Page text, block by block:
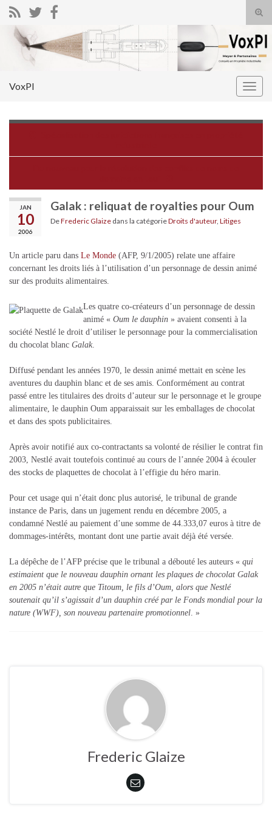
Search for:
VoxPI
JAN
10
2006
Galak : reliquat de royalties pour Oum
DeFrederic Glaize dans la catégorieDroits d'auteur, Litiges
Un article paru dans Le Monde (AFP, 9/1/2005) relate une affaire
concernant les droits liés à l’utilisation d’un personnage de dessin animé
sur des produits alimentaires.
Les quatre co-créateurs d’un personnage de dessin
animé « Oum le dauphin » avaient consenti à la
société Nestlé le droit d’utiliser le personnage pour la commercialisation
du chocolat blanc Galak.
Diffusé pendant les années 1970, le dessin animé mettait en scène les
aventures du dauphin blanc et de ses amis. Conformément au contrat
passé entre les titulaires des droits d’auteur sur le personnage et le groupe
alimentaire, le dauphin Oum apparaissait sur les emballages de chocolat
et dans des spots publicitaires.
Après avoir notifié aux co-contractants sa volonté de résilier le contrat fin
2003, Nestlé avait toutefois continué au cours de l’année 2004 à écouler
des stocks de plaquettes de chocolat à l’effigie du héro marin.
Pour cet usage qui n’était donc plus autorisé, le tribunal de grande
instance de Paris, dans un jugement rendu en décembre 2005, a
condamné Nestlé au paiement d’une somme de 44.333,07 euros à titre de
dommages-intérêts, montant dont une partie avait déjà été versée.
La dépêche de l’AFP précise que le tribunal a débouté les auteurs « qui
estimaient que le nouveau dauphin ornant les plaques de chocolat Galak
en 2005 n’était autre que Titoum, le fils d’Oum, alors que Nestlé
soutenait qu’il s’agissait d’un dauphin créé par le Fonds mondial pour la
nature (WWF), son nouveau partenaire promotionnel . »
Frederic Glaize